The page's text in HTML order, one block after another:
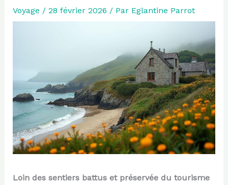
Voyage / 28 février 2026 / Par Eglantine Parrot
Loin des sentiers battus et préservée du tourisme